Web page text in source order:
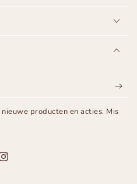
producten en acties. Mis
Instagram